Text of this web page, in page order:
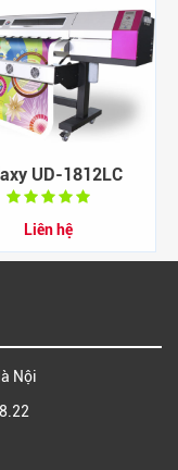
UD-1812LC
Liên hệ
Nội